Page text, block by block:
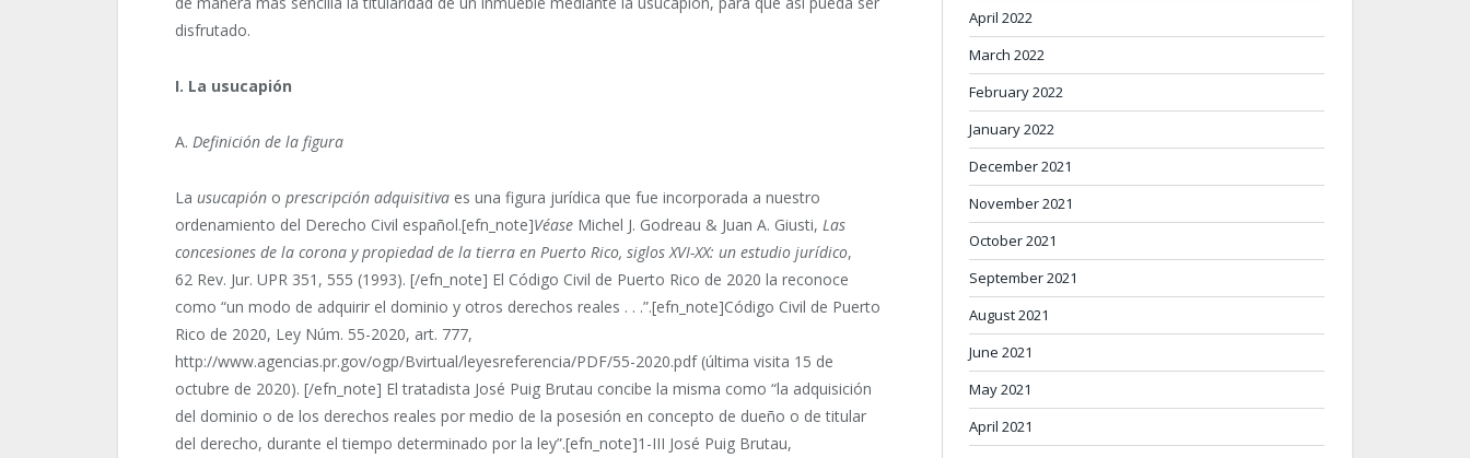
disfrutado.
I. La usucapión
A.Definición de la figura
Lausucapión oprescripción adquisitiva es una figura jurídica que fue incorporada a nuestro
ordenamiento del Derecho Civil español.[efn_note]Véase Michel J. Godreau & Juan A. Giusti,Las
concesiones de la corona y propiedad de la tierra en Puerto Rico, siglos XVI-XX: un estudio jurídico,
62 Rev. Jur. UPR 351, 555 (1993). [/efn_note] El Código Civil de Puerto Rico de 2020 la reconoce
como “un modo de adquirir el dominio y otros derechos reales . . .”.[efn_note]Código Civil de Puerto
Rico de 2020, Ley Núm. 55-2020, art. 777,
http://www.agencias.pr.gov/ogp/Bvirtual/leyesreferencia/PDF/55-2020.pdf (última visita 15 de
octubre de 2020). [/efn_note] El tratadista José Puig Brutau concibe la misma como “la adquisición
del dominio o de los derechos reales por medio de la posesión en concepto de dueño o de titular
del derecho, durante el tiempo determinado por la ley”.[efn_note]1-III José Puig Brutau,
April 2022
March 2022
February 2022
January 2022
December 2021
November 2021
October 2021
September 2021
August 2021
June 2021
May 2021
April 2021